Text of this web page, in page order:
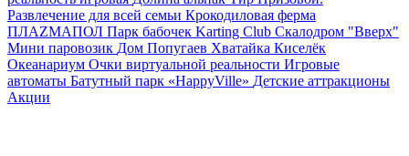
Развлечение для всей семьи Крокодиловая ферма
ПЛАZМАПОЛ Парк бабочек Karting Club Скалодром "Вверх"
Мини паровозик Дом Попугаев Хватайка Киселёк
Океанариум Очки виртуальной реальности Игровые
автоматы Батутный парк «HappyVille» Детские аттракционы
Акции